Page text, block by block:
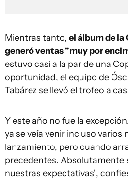
Mientras tanto, el álbum de la
generó ventas "muy por
estuvo casi a la par de una
oportunidad, el equipo de
Tabárez se llevó el trofeo a
Y este año no fue la
ya se veía venir incluso varios
lanzamiento, pero cuando
precedentes. Absolutamente
nuestras expectativas",